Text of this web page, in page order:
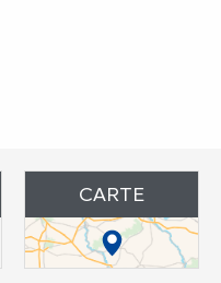
CARTE